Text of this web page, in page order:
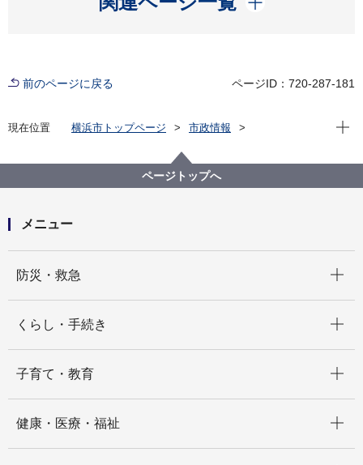
前のページに戻る ページID：720-287-181
現在位置 横浜市トップページ
市政情報
横浜市都市美対策審議会の「市民委員」を募集しま
す！
現在
ページトップへ
メニュー
防災・救急
くらし・手続き
子育て・教育
健康・医療・福祉